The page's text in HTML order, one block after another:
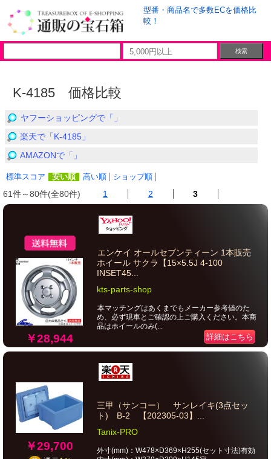
型番・商品名で多数ECを価格比
較！
K-4185 価格比較
ヤフーショッピングで「」
楽天で「K-4185」
AMAZONで「」
標準スコア 安い順 高い順 ショップ順
61件～80件(全80件) 1 2 3
￥28,944
エンケイ オールセブンティーン 1本販売
ホイール サクラ【15×5.5J 4-100
INSET45...
kts-parts-shop
本マッチングはあくまでもメーカー参考値のた
め、必ず現車とご確認の上ご購入ください。本商
品はホイールのみ(...
詳細はこちら
￥29,700
三甲（サンコー） サンレイキ(3点セッ
ト) B-2 【202305-03】...
Tanix-PRO
外寸(mm)：W478×D369×H255(セット寸法)有効